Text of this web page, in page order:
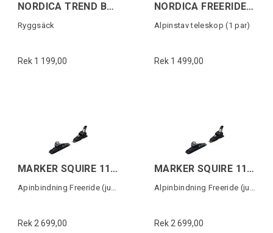
NORDICA TREND BACKBAG Svart/Röd
Ryggsäck
Rek 1 199,00
NORDICA FREERIDE UNLIMITED Svart/Röd
Alpinstav teleskop (1 par)
Rek 1 499,00
MARKER SQUIRE 11 TCX D (100MM)
Apinbindning Freeride (justerbar)
Rek 2 699,00
MARKER SQUIRE 11 TCX D (90MM)
Alpinbindning Freeride (justerbar)
Rek 2 699,00